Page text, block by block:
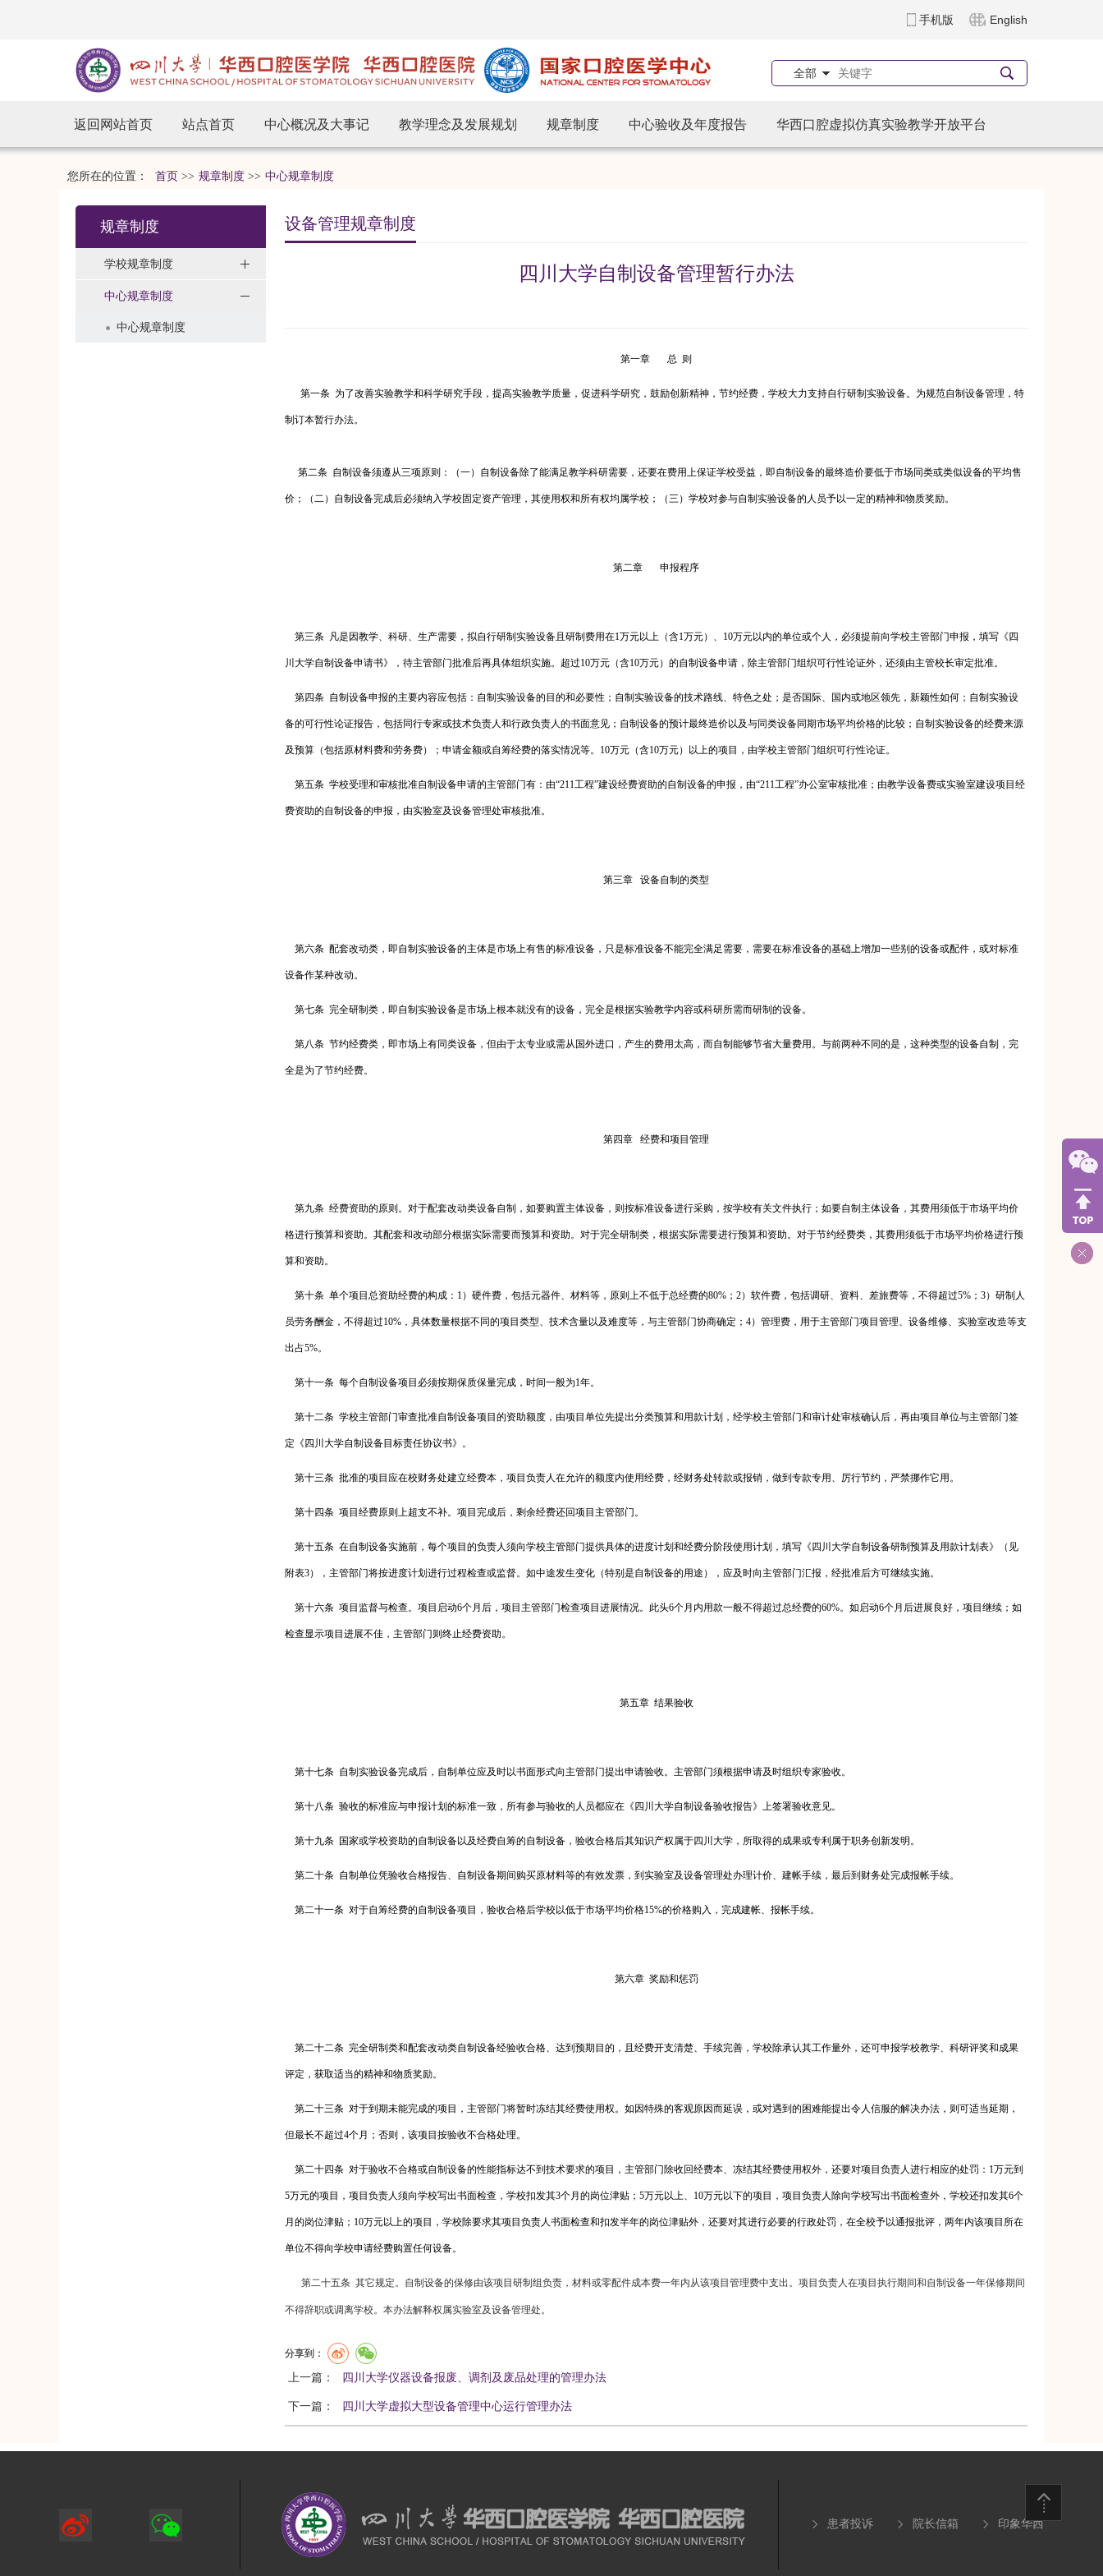
手机版 English
全部
返回网站首页 站点首页 中心概况及大事记 教学理念及发展规划 规章制度 中心验收及年度报告 华西口腔虚拟仿真实验教学开放平台
您所在的位置： 首页 >> 规章制度 >> 中心规章制度
规章制度
学校规章制度
中心规章制度
中心规章制度
设备管理规章制度
四川大学自制设备管理暂行办法
第一章 总 则
第一条 为了改善实验教学和科学研究手段，提高实验教学质量，促进科学研究，鼓励创新精神，节约经费，学校大力支持自行研制实验设备。为规范自制设备管理，特
制订本暂行办法。
第二条 自制设备须遵从三项原则：（一）自制设备除了能满足教学科研需要，还要在费用上保证学校受益，即自制设备的最终造价要低于市场同类或类似设备的平均售
价；（二）自制设备完成后必须纳入学校固定资产管理，其使用权和所有权均属学校；（三）学校对参与自制实验设备的人员予以一定的精神和物质奖励。
第二章 申报程序
第三条 凡是因教学、科研、生产需要，拟自行研制实验设备且研制费用在1万元以上（含1万元）、 10万元以内的单位或个人，必须提前向学校主管部门申报，填写《四
川大学自制设备申请书》，待主管部门批准后再具体组织实施。超过10万元（含10万元）的自制设备申请，除主管部门组织可行性论证外，还须由主管校长审定批准。
第四条 自制设备申报的主要内容应包括：自制实验设备的目的和必要性；自制实验设备的技术路线、特色之处；是否国际、国内或地区领先，新颖性如何；自制实验设
备的可行性论证报告，包括同行专家或技术负责人和行政负责人的书面意见；自制设备的预计最终造价以及与同类设备同期市场平均价格的比较；自制实验设备的经费来源
及预算（包括原材料费和劳务费）；申请金额或自筹经费的落实情况等。 10万元（含10万元）以上的项目，由学校主管部门组织可行性论证。
第五条 学校受理和审核批准自制设备申请的主管部门有：由“211工程”建设经费资助的自制设备的申报，由“211工程”办公室审核批准；由教学设备费或实验室建设项目经
费资助的自制设备的申报，由实验室及设备管理处审核批准。
第三章 设备自制的类型
第六条 配套改动类，即自制实验设备的主体是市场上有售的标准设备，只是标准设备不能完全满足需要，需要在标准设备的基础上增加一些别的设备或配件，或对标准
设备作某种改动。
第七条 完全研制类，即自制实验设备是市场上根本就没有的设备，完全是根据实验教学内容或科研所需而研制的设备。
第八条 节约经费类，即市场上有同类设备，但由于太专业或需从国外进口，产生的费用太高，而自制能够节省大量费用。与前两种不同的是，这种类型的设备自制，完
全是为了节约经费。
第四章 经费和项目管理
第九条 经费资助的原则。对于配套改动类设备自制，如要购置主体设备，则按标准设备进行采购，按学校有关文件执行；如要自制主体设备，其费用须低于市场平均价
格进行预算和资助。其配套和改动部分根据实际需要而预算和资助。对于完全研制类，根据实际需要进行预算和资助。对于节约经费类，其费用须低于市场平均价格进行预
算和资助。
第十条 单个项目总资助经费的构成： 1）硬件费，包括元器件、材料等，原则上不低于总经费的80% ；2）软件费，包括调研、资料、差旅费等，不得超过5% ；3）研制人
员劳务酬金，不得超过10% ，具体数量根据不同的项目类型、技术含量以及难度等，与主管部门协商确定；4）管理费，用于主管部门项目管理、设备维修、实验室改造等支
出占5%。
第十一条 每个自制设备项目必须按期保质保量完成，时间一般为1年。
第十二条 学校主管部门审查批准自制设备项目的资助额度，由项目单位先提出分类预算和用款计划，经学校主管部门和审计处审核确认后，再由项目单位与主管部门签
定《四川大学自制设备目标责任协议书》。
第十三条 批准的项目应在校财务处建立经费本，项目负责人在允许的额度内使用经费，经财务处转款或报销，做到专款专用、厉行节约，严禁挪作它用。
第十四条 项目经费原则上超支不补。项目完成后，剩余经费还回项目主管部门。
第十五条 在自制设备实施前，每个项目的负责人须向学校主管部门提供具体的进度计划和经费分阶段使用计划，填写《四川大学自制设备研制预算及用款计划表》（见
附表3），主管部门将按进度计划进行过程检查或监督。如中途发生变化（特别是自制设备的用途），应及时向主管部门汇报，经批准后方可继续实施。
第十六条 项目监督与检查。项目启动6个月后，项目主管部门检查项目进展情况。此头6个月内用款一般不得超过总经费的60%。如启动6个月后进展良好，项目继续；如
检查显示项目进展不佳，主管部门则终止经费资助。
第五章 结果验收
第十七条 自制实验设备完成后，自制单位应及时以书面形式向主管部门提出申请验收。主管部门须根据申请及时组织专家验收。
第十八条 验收的标准应与申报计划的标准一致，所有参与验收的人员都应在《四川大学自制设备验收报告》上签署验收意见。
第十九条 国家或学校资助的自制设备以及经费自筹的自制设备，验收合格后其知识产权属于四川大学，所取得的成果或专利属于职务创新发明。
第二十条 自制单位凭验收合格报告、自制设备期间购买原材料等的有效发票，到实验室及设备管理处办理计价、建帐手续，最后到财务处完成报帐手续。
第二十一条 对于自筹经费的自制设备项目，验收合格后学校以低于市场平均价格15%的价格购入，完成建帐、报帐手续。
第六章 奖励和惩罚
第二十二条 完全研制类和配套改动类自制设备经验收合格、达到预期目的，且经费开支清楚、手续完善，学校除承认其工作量外，还可申报学校教学、科研评奖和成果
评定，获取适当的精神和物质奖励。
第二十三条 对于到期未能完成的项目，主管部门将暂时冻结其经费使用权。如因特殊的客观原因而延误，或对遇到的困难能提出令人信服的解决办法，则可适当延期，
但最长不超过4个月；否则，该项目按验收不合格处理。
第二十四条 对于验收不合格或自制设备的性能指标达不到技术要求的项目，主管部门除收回经费本、冻结其经费使用权外，还要对项目负责人进行相应的处罚： 1万元到
5万元的项目，项目负责人须向学校写出书面检查，学校扣发其3个月的岗位津贴；5万元以上、 10万元以下的项目，项目负责人除向学校写出书面检查外，学校还扣发其6个
月的岗位津贴； 10万元以上的项目，学校除要求其项目负责人书面检查和扣发半年的岗位津贴外，还要对其进行必要的行政处罚，在全校予以通报批评，两年内该项目所在
单位不得向学校申请经费购置任何设备。
第二十五条 其它规定。自制设备的保修由该项目研制组负责，材料或零配件成本费一年内从该项目管理费中支出。项目负责人在项目执行期间和自制设备一年保修期间
不得辞职或调离学校。本办法解释权属实验室及设备管理处。
分享到：
上一篇： 四川大学仪器设备报废、调剂及废品处理的管理办法
下一篇： 四川大学虚拟大型设备管理中心运行管理办法
患者投诉 院长信箱 印象华西